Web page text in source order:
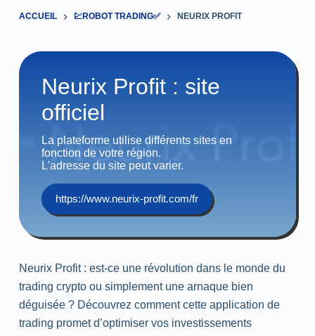
ACCUEIL 💹ROBOT TRADING✅ NEURIX PROFIT
Neurix Profit : site
officiel
La plateforme utilise différents sites en
fonction de votre région.
L'adresse du site peut varier.
https://www.neurix-profit.com/fr
Neurix Profit : est-ce une révolution dans le monde du
trading crypto ou simplement une arnaque bien
déguisée ? Découvrez comment cette application de
trading promet d’optimiser vos investissements